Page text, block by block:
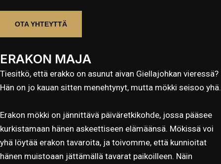
OTA YHTEYTTÄ
ERAKON MAJA
Tiesitkö, että erakko on asunut aivan Giellajohkan vieressä?
Hän on jo kauan sitten menehtynyt, mutta mökki seisoo yhä.
Erakon mökki on jännittävä päiväretkikohde, jossa pääsee
kurkistamaan hänen askeettiseen elämäänsä. Mökissä voi
yhä löytää erakon tavaroita, ja toivomme, että kunnioitat
hänen muistoaan jättämällä tavarat paikoilleen. Näin